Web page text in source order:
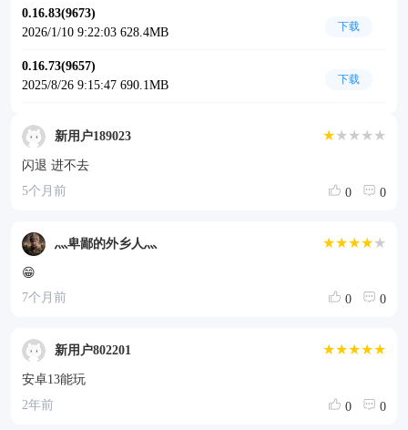
0.16.83(9673)
2026/1/10 9:22:03 628.4MB
下载
0.16.73(9657)
2025/8/26 9:15:47 690.1MB
下载
新用户189023 ★★★★★
闪退 进不去
5个月前
0 0
灬卑鄙的外乡人灬 ★★★★★
😁
7个月前
0 0
新用户802201 ★★★★★
安卓13能玩
2年前
0 0